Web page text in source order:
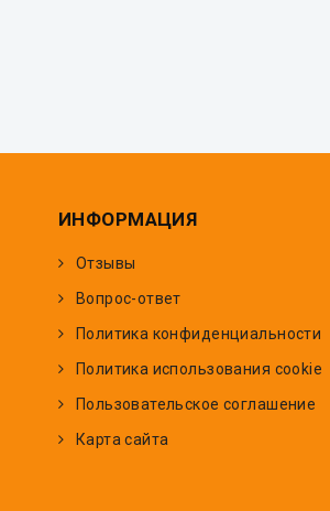
ИНФОРМАЦИЯ
Отзывы
Вопрос-ответ
Политика конфиденциальности
Политика использования cookie
Пользовательское соглашение
Карта сайта